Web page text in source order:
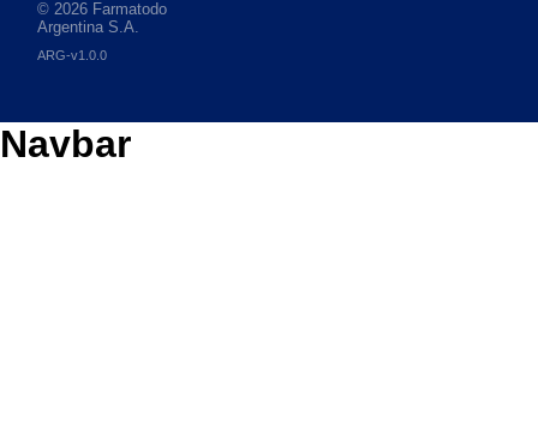
© 2026 Farmatodo
Argentina S.A.
ARG-v1.0.0
Navbar